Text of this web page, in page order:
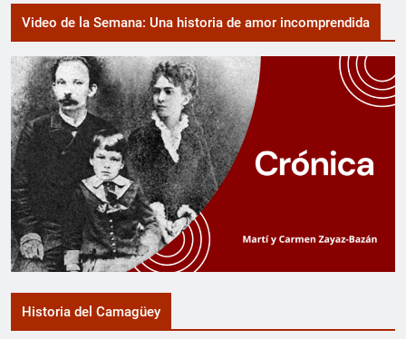
Video de la Semana: Una historia de amor incomprendida
Historia del Camagüey